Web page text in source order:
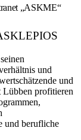
„ASKME“
und
und
Lübben profitieren
und berufliche